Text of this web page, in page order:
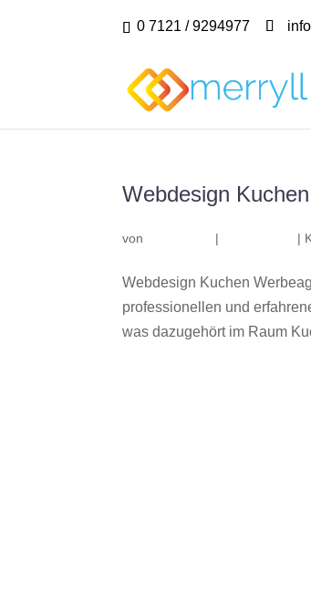
0 7121 / 9294977
Webdesign Kuchen
von | |
Webdesign Kuchen
professionellen und
was dazugehört im Raum